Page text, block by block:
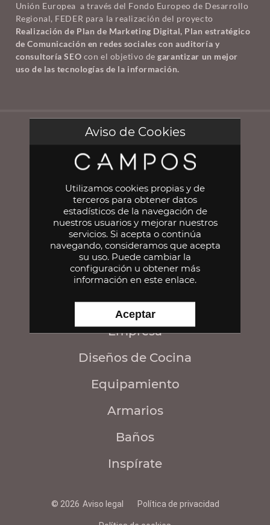
Unión Europea a través del Fondo Europeo de Desarrollo
Regional, FEDER para la realización del proyecto
Realización de Plan de Marketing Digital, Plan estratégico
de Comunicación en redes sociales con auditoría y
consultoría SEO con el objetivo degarantizar un mejor
uso de las tecnologías de la información.
957 27 36 84
Polígono Industrial Chinales, p. 32,
14007 Córdoba
Empresa
Diseños de Cocina
Equipamiento
Armarios
Baños
Inspírate
CONTACTA
© 2026 Aviso legal Política de privacidad
Aviso de Cookies
Utilizamos cookies propias y de
terceros para obtener datos
estadísticos de la navegación de
nuestros usuarios y mejorar nuestros
servicios. Si acepta o continúa
navegando, consideramos que acepta
su uso. Puede cambiar la
configuración u obtener más
información en este enlace.
Aceptar